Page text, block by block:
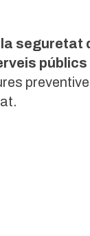
seguretat
públics